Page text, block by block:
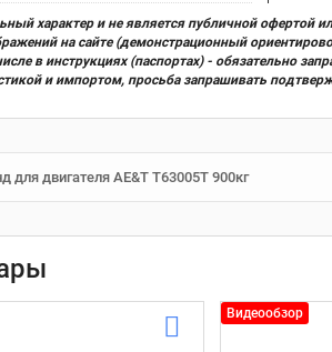
характер и не является публичной офертой
на сайте (демонстрационный
в инструкциях (паспортах) - обязательно
и импортом, просьба запрашивать
для двигателя AE&T T63005T 900кг
Видеообзор